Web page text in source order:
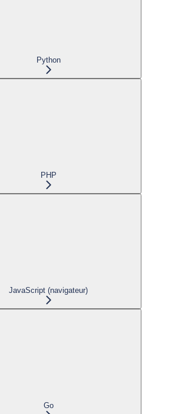
Python
PHP
JavaScript (navigateur)
Go